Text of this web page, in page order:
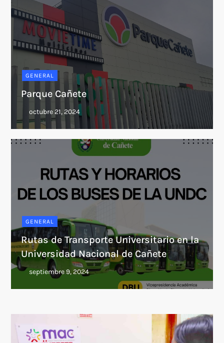
GENERAL
Parque Cañete
GENERAL
Rutas de Transporte Universitario en la
Universidad Nacional de Cañete